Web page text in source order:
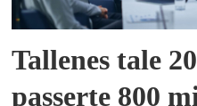
Tallenes tale
passerte 800